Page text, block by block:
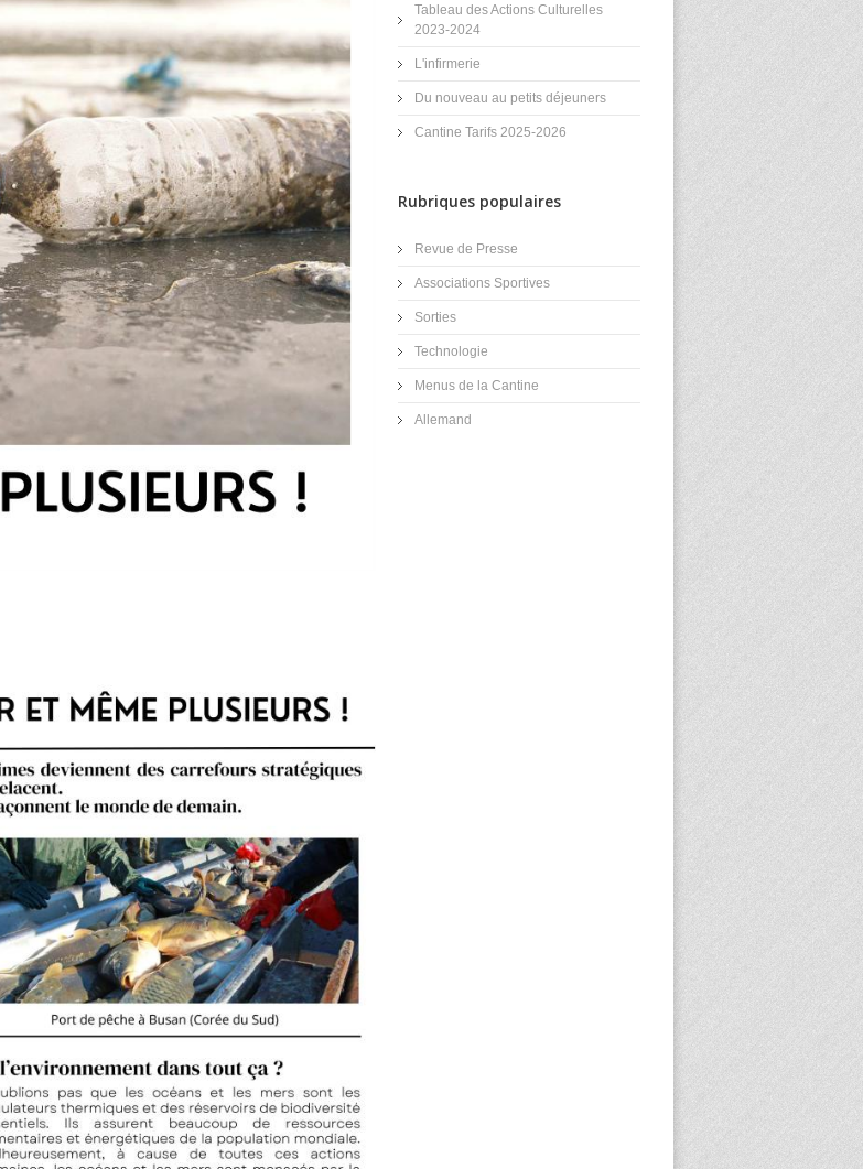
Tableau des Actions Culturelles
2023-2024
L'infirmerie
Du nouveau au petits déjeuners
Cantine Tarifs 2025-2026
Rubriques populaires
Revue de Presse
Associations Sportives
Sorties
Technologie
Menus de la Cantine
Allemand